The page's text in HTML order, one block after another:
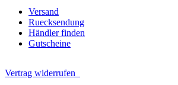
Versand
Ruecksendung
Händler finden
Gutscheine
Vertrag widerrufen